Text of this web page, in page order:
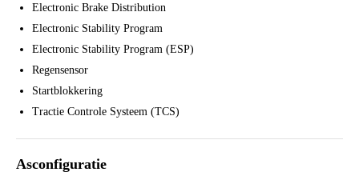
Electronic Brake Distribution
Electronic Stability Program
Electronic Stability Program (ESP)
Regensensor
Startblokkering
Tractie Controle Systeem (TCS)
Asconfiguratie